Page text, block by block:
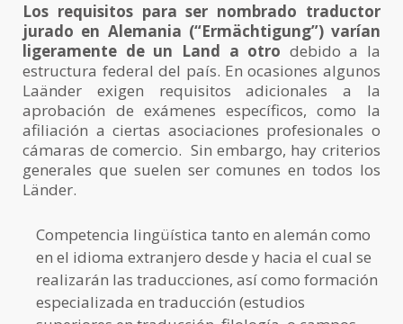
Los requisitos para ser nombrado traductor
jurado en Alemania (“Ermächtigung”) varían
ligeramente de un Land a otro debido a la
estructura federal del país. En ocasiones algunos
Laänder exigen requisitos adicionales a la
aprobación de exámenes específicos, como la
afiliación a ciertas asociaciones profesionales o
cámaras de comercio. Sin embargo, hay criterios
generales que suelen ser comunes en todos los
Länder.
Competencia lingüística tanto en alemán como
en el idioma extranjero desde y hacia el cual se
realizarán las traducciones, así como formación
especializada en traducción (estudios